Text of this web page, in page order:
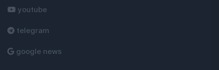
youtube
telegram
google news